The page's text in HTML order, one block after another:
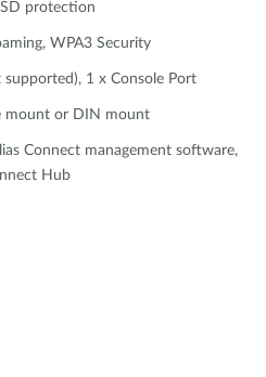
protection
WPA3 Security
1 x Console Port
mount or DIN mount
Connect management software,
Hub